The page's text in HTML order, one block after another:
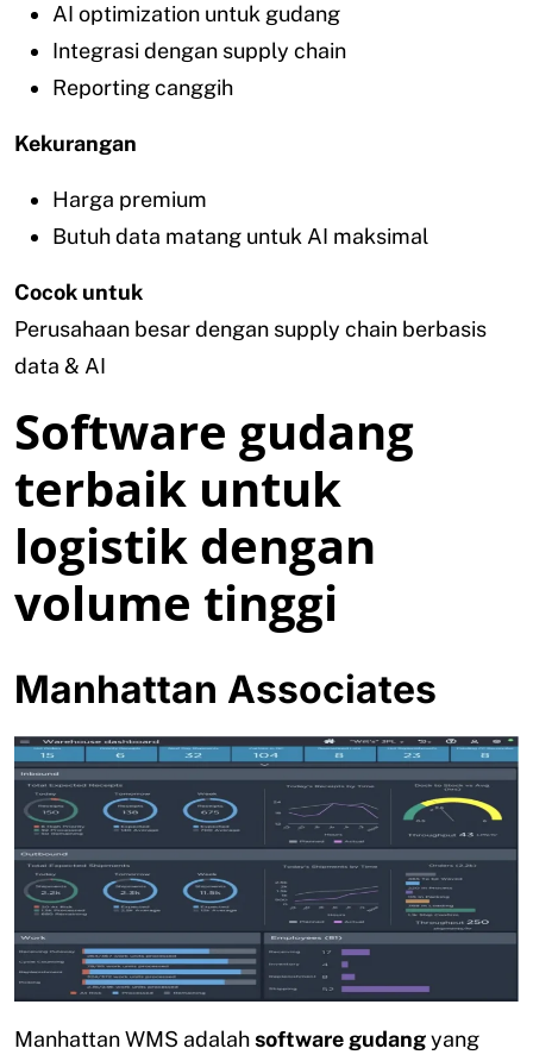
AI optimization untuk gudang
Integrasi dengan supply chain
Reporting canggih
Kekurangan
Harga premium
Butuh data matang untuk AI maksimal
Cocok untuk
Perusahaan besar dengan supply chain berbasis
data & AI
Software gudang
terbaik untuk
logistik dengan
volume tinggi
Manhattan Associates
Manhattan WMS adalahsoftware gudangyang